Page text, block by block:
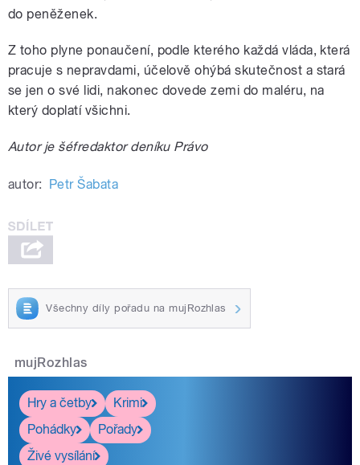
do peněženek.
Z toho plyne ponaučení, podle kterého každá vláda, která
pracuje s nepravdami, účelově ohýbá skutečnost a stará
se jen o své lidi, nakonec dovede zemi do maléru, na
který doplatí všichni.
Autor je šéfredaktor deníku Právo
autor: Petr Šabata
Všechny díly pořadu na mujRozhlas
mujRozhlas
Hry a četby
Krimi
Pohádky
Pořady
Živé vysílání